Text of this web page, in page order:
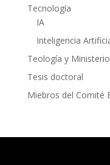
Tecnología
IA
Inteligencia
Teología y Ministerio
Tesis doctoral
Miebros del Comité